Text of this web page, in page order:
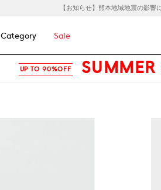
【お知らせ】熊本地域地震の影響
Category Sale
UP TO 90%OFF SUMMER